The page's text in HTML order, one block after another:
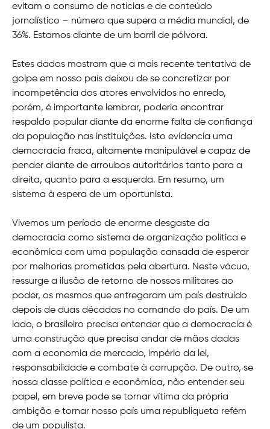
evitam o consumo de notícias e de conteúdo
jornalístico – número que supera a média mundial, de
36%. Estamos diante de um barril de pólvora.
Estes dados mostram que a mais recente tentativa de
golpe em nosso país deixou de se concretizar por
incompetência dos atores envolvidos no enredo,
porém, é importante lembrar, poderia encontrar
respaldo popular diante da enorme falta de confiança
da população nas instituições. Isto evidencia uma
democracia fraca, altamente manipulável e capaz de
pender diante de arroubos autoritários tanto para a
direita, quanto para a esquerda. Em resumo, um
sistema à espera de um oportunista.
Vivemos um período de enorme desgaste da
democracia como sistema de organização política e
econômica com uma população cansada de esperar
por melhorias prometidas pela abertura. Neste vácuo,
ressurge a ilusão de retorno de nossos militares ao
poder, os mesmos que entregaram um país destruído
depois de duas décadas no comando do país. De um
lado, o brasileiro precisa entender que a democracia é
uma construção que precisa andar de mãos dadas
com a economia de mercado, império da lei,
responsabilidade e combate à corrupção. De outro, se
nossa classe política e econômica, não entender seu
papel, em breve pode se tornar vítima da própria
ambição e tornar nosso país uma republiqueta refém
de um populista.